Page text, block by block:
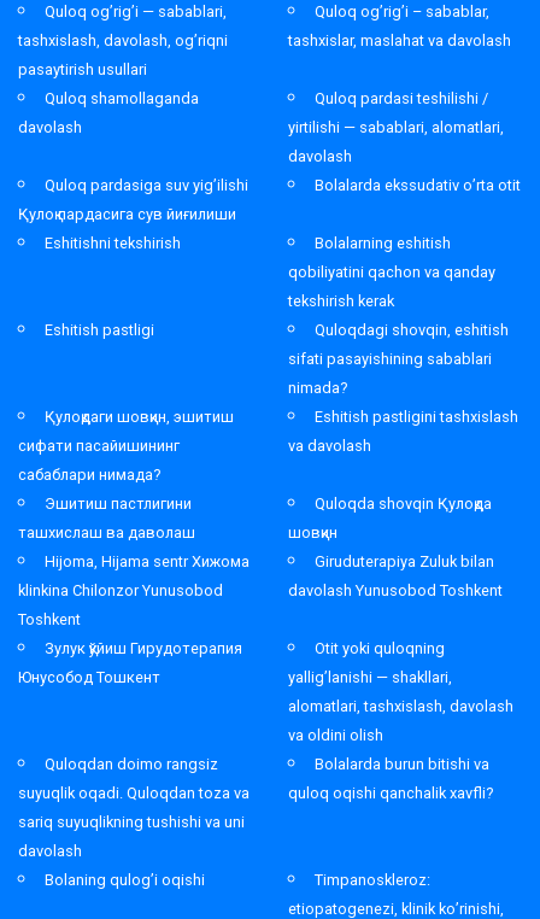
Quloq og’rig’i — sabablari,
tashxislash, davolash, og’riqni
pasaytirish usullari
Quloq og’rig’i – sabablar,
tashxislar, maslahat va davolash
Quloq shamollaganda
davolash
Quloq pardasi teshilishi /
yirtilishi — sabablari, alomatlari,
davolash
Quloq pardasiga suv yig’ilishi
Қулоқ пардасига сув йиғилиши
Bolalarda ekssudativ o’rta otit
Eshitishni tekshirish
Bolalarning eshitish
qobiliyatini qachon va qanday
tekshirish kerak
Eshitish pastligi
Quloqdagi shovqin, eshitish
sifati pasayishining sabablari
nimada?
Қулоқдаги шовқин, эшитиш
сифати пасайишининг
сабаблари нимада?
Eshitish pastligini tashxislash
va davolash
Эшитиш пастлигини
ташхислаш ва даволаш
Quloqda shovqin Қулоқда
шовқин
Hijoma, Hijama sentr Хижома
klinkina Chilonzor Yunusobod
Toshkent
Giruduterapiya Zuluk bilan
davolash Yunusobod Toshkent
Зулук қўйиш Гирудотерапия
Юнусобод Тошкент
Otit yoki quloqning
yallig’lanishi — shakllari,
alomatlari, tashxislash, davolash
va oldini olish
Quloqdan doimo rangsiz
suyuqlik oqadi. Quloqdan toza va
sariq suyuqlikning tushishi va uni
davolash
Bolalarda burun bitishi va
quloq oqishi qanchalik xavfli?
Bolaning qulog’i oqishi
Timpanoskleroz:
etiopatogenezi, klinik ko’rinishi,